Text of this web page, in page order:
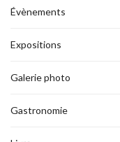
Évènements
Expositions
Galerie photo
Gastronomie